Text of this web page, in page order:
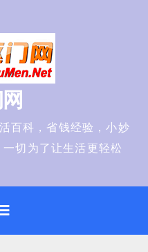
百科，省钱经验，小妙
切为了让生活更轻松